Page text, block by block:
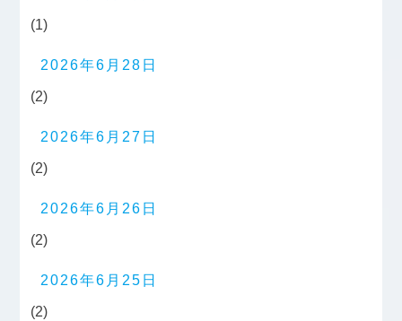
(1)
2026年6月28日
(2)
2026年6月27日
(2)
2026年6月26日
(2)
2026年6月25日
(2)